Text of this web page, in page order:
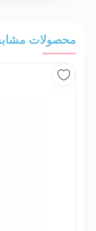
محصولات